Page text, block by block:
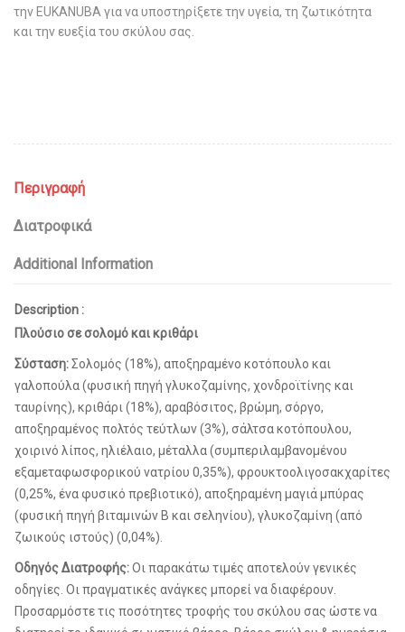
την EUKANUBA για να υποστηρίξετε την υγεία, τη ζωτικότητα
και την ευεξία του σκύλου σας.
Περιγραφή
Διατροφικά
Additional Information
Description :
Πλούσιο σε σολομό και κριθάρι
Σύσταση:Σολομός (18%), αποξηραμένο κοτόπουλο και
γαλοπούλα (φυσική πηγή γλυκοζαμίνης, χονδροϊτίνης και
ταυρίνης), κριθάρι (18%), αραβόσιτος, βρώμη, σόργο,
αποξηραμένος πολτός τεύτλων (3%), σάλτσα κοτόπουλου,
χοιρινό λίπος, ηλιέλαιο, μέταλλα (συμπεριλαμβανομένου
εξαμεταφωσφορικού νατρίου 0,35%), φρουκτοολιγοσακχαρίτες
(0,25%, ένα φυσικό πρεβιοτικό), αποξηραμένη μαγιά μπύρας
(φυσική πηγή βιταμινών Β και σεληνίου), γλυκοζαμίνη (από
ζωικούς ιστούς) (0,04%).
Οδηγός Διατροφής:Οι παρακάτω τιμές αποτελούν γενικές
οδηγίες. Οι πραγματικές ανάγκες μπορεί να διαφέρουν.
Προσαρμόστε τις ποσότητες τροφής του σκύλου σας ώστε να